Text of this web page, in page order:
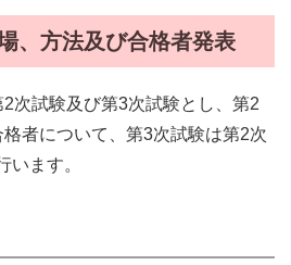
、方法及び合格者発表
次試験及び第3次試験とし、第2
者について、第3次試験は第2次
います。